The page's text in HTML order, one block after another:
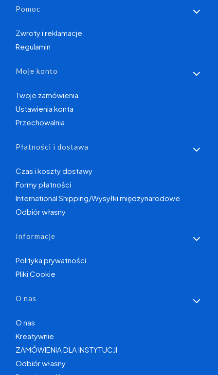
Linki w stopce
Pomoc
Zwroty i reklamacje
Regulamin
Moje konto
Twoje zamówienia
Ustawienia konta
Przechowalnia
Płatności i dostawa
Czas i koszty dostawy
Formy płatności
International Shipping/Wysyłki międzynarodowe
Odbiór własny
Informacje
Polityka prywatności
Pliki Cookie
O nas
O nas
Kreatywnie
ZAMÓWIENIA DLA INSTYTUCJI
Odbiór własny